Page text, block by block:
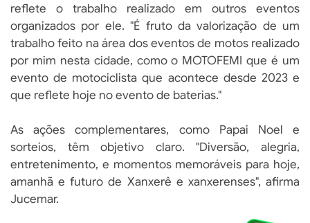
reflete o trabalho realizado em outros eventos
organizados por ele. "É fruto da valorização de um
trabalho feito na área dos eventos de motos realizado
por mim nesta cidade, como o MOTOFEMI que é um
evento de motociclista que acontece desde 2023 e
que reflete hoje no evento de baterias."
As ações complementares, como Papai Noel e
sorteios, têm objetivo claro. "Diversão, alegria,
entretenimento, e momentos memoráveis para hoje,
amanhã e futuro de Xanxerê e xanxerenses", afirma
Jucemar.